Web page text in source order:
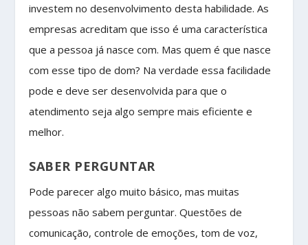
investem no desenvolvimento desta habilidade. As
empresas acreditam que isso é uma característica
que a pessoa já nasce com. Mas quem é que nasce
com esse tipo de dom? Na verdade essa facilidade
pode e deve ser desenvolvida para que o
atendimento seja algo sempre mais eficiente e
melhor.
SABER PERGUNTAR
Pode parecer algo muito básico, mas muitas
pessoas não sabem perguntar. Questões de
comunicação, controle de emoções, tom de voz,